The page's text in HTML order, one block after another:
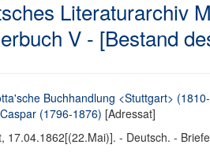
Literaturarchiv
V - [Bestand
Buchhandlung <Stuttgart>
(1796-1876) [Adressat]
17.04.1862[(22.Mai)]. - Deutsch. - Briefe